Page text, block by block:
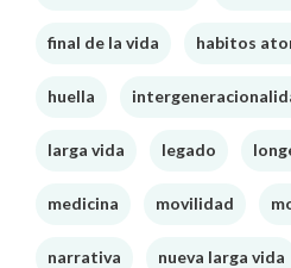
final de la vida habitos
huella
larga vida legado
medicina movilidad
narrativa nueva larga vida